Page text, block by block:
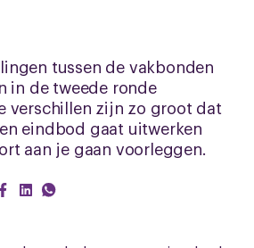
tussen de vakbonden
in de tweede ronde
verschillen zijn zo groot dat
eindbod gaat uitwerken
aan je gaan voorleggen.